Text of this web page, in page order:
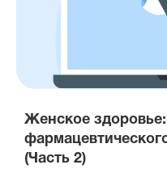
Женское
(Часть 2)